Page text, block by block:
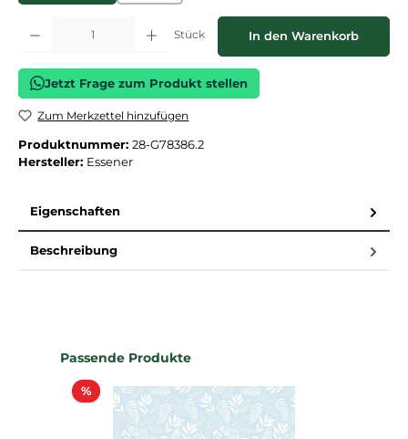
Produkt Anzahl: Gib den gewünschten Wert ein oder benutze die
Stück In den Warenkorb
Jetzt Frage zum Produkt stellen
Zum Merkzettel hinzufügen
Produktnummer: 28-G78386.2
Hersteller: Essener
Eigenschaften
Beschreibung
Produktgalerie überspringen
Passende Produkte
%Rabatt